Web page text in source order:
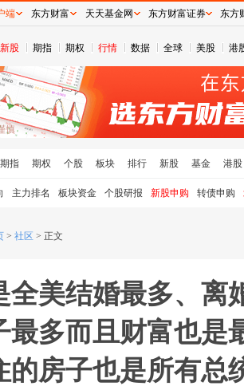
新股 期指 期权 行情 数据 全球 美股 港
期指 期权 个股 板块 排行 新股 基金 港股
主力排名 板块资金 个股研报 新股申购 转债申购
> 社区 > 正文
全美结婚最多、离
最多而且财富也是
的房子也是所有总
端 东方财富 天天基金网 东方财富证券 东方